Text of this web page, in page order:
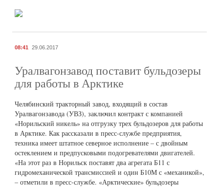
08:41 29.06.2017
Уралвагонзавод поставит бульдозеры
для работы в Арктике
Челябинский тракторный завод, входящий в состав
Уралвагонзавода (УВЗ), заключил контракт с компанией
«Норильский никель» на отгрузку трех бульдозеров для работы
в Арктике. Как рассказали в пресс-службе предприятия,
техника имеет штатное северное исполнение – с двойным
остеклением и предпусковыми подогревателями двигателей.
«На этот раз в Норильск поставят два агрегата Б11 с
гидромеханической трансмиссией и один Б10М с «механикой»,
– отметили в пресс-службе. «Арктические» бульдозеры